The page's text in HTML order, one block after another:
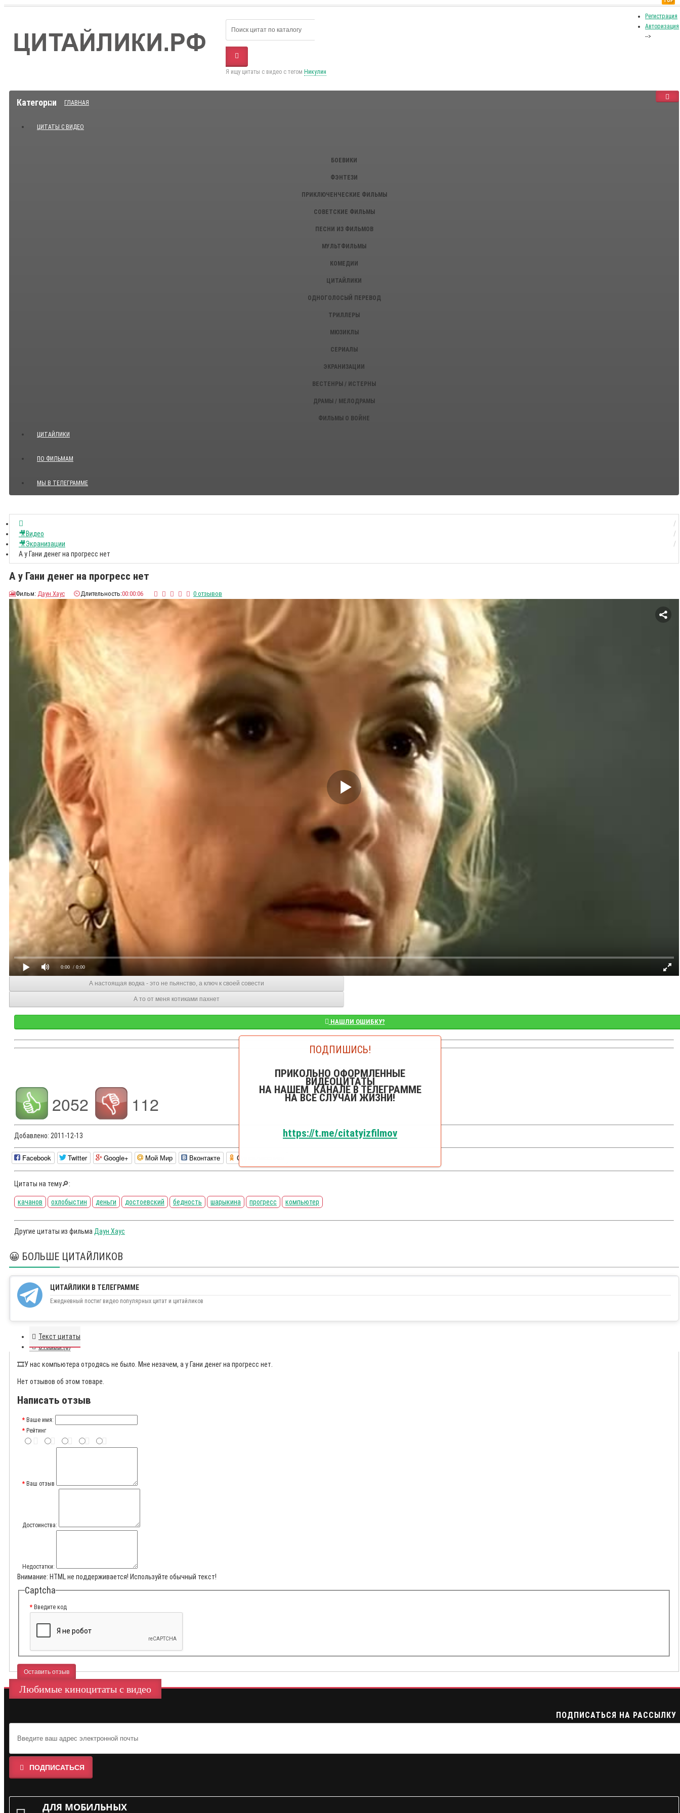
Регистрация
Авторизация
-->
Я ищу цитаты с видео с тегом Никулин
Категории ГЛАВНАЯ
ЦИТАТЫ С ВИДЕО
БОЕВИКИ
ФЭНТЕЗИ
ПРИКЛЮЧЕНЧЕСКИЕ ФИЛЬМЫ
СОВЕТСКИЕ ФИЛЬМЫ
ПЕСНИ ИЗ ФИЛЬМОВ
МУЛЬТФИЛЬМЫ
КОМЕДИИ
ЦИТАЙЛИКИ
ОДНОГОЛОСЫЙ ПЕРЕВОД
ТРИЛЛЕРЫ
МЮЗИКЛЫ
СЕРИАЛЫ
ЭКРАНИЗАЦИИ
ВЕСТЕНРЫ / ИСТЕРНЫ
ДРАМЫ / МЕЛОДРАМЫ
ФИЛЬМЫ О ВОЙНЕ
Показать все Цитаты с видео
ЦИТАЙЛИКИ
ПО ФИЛЬМАМ
МЫ В ТЕЛЕГРАММЕ
🎥Видео
🎥Экранизации
А у Гани денег на прогресс нет
А у Гани денег на прогресс нет
🎦Фильм: Даун Хаус ⏲️Длительность:00:00:06 0 отзывов
0:00 / 0:00
А настоящая водка - это не пьянство, а ключ к своей совести
А то от меня котиками пахнет
НАШЛИ ОШИБКУ?
👁️Просмотров: 4750
2052 112
Добавлено: 2011-12-13
Facebook Twitter Google+ Мой Мир Вконтакте Одноклассники
Цитаты на тему🔎:
качанов охлобыстин деньги достоевский бедность шарыкина прогресс компьютер
Другие цитаты из фильма Даун Хаус
😀 БОЛЬШЕ ЦИТАЙЛИКОВ
ЦИТАЙЛИКИ В ТЕЛЕГРАММЕ
Ежедневный постиг видео популярных цитат и цитайликов
Текст цитаты
Отзывы (0)
🎞️У нас компьютера отродясь не было. Мне незачем, а у Гани денег на прогресс нет.
Нет отзывов об этом товаре.
Написать отзыв
Ваше имя:
Рейтинг
Ваш отзыв
Достоинства:
Недостатки:
Внимание: HTML не поддерживается! Используйте обычный текст!
Captcha
Введите код
Оставить отзыв
Любимые киноцитаты с видео
ПОДПИСАТЬСЯ НА РАССЫЛКУ
ПОДПИСАТЬСЯ
ДЛЯ МОБИЛЬНЫХ
ПОДПИШИСЬ!
ПРИКОЛЬНО ОФОРМЛЕННЫЕ
ВИДЕОЦИТАТЫ
НА НАШЕМ КАНАЛЕ В ТЕЛЕГРАММЕ
НА ВСЕ СЛУЧАИ ЖИЗНИ!
https://t.me/citatyizfilmov